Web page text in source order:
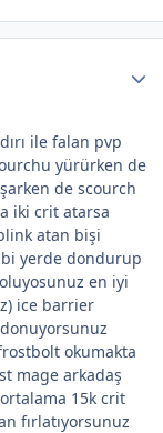
ile falan pvp
yürürken de
de scourch
iki crit atarsa
atan bişi
yerde dondurup
en iyi
ice barrier
donuyorsunuz
okumakta
mage arkadaş
15k crit
fırlatıyorsunuz